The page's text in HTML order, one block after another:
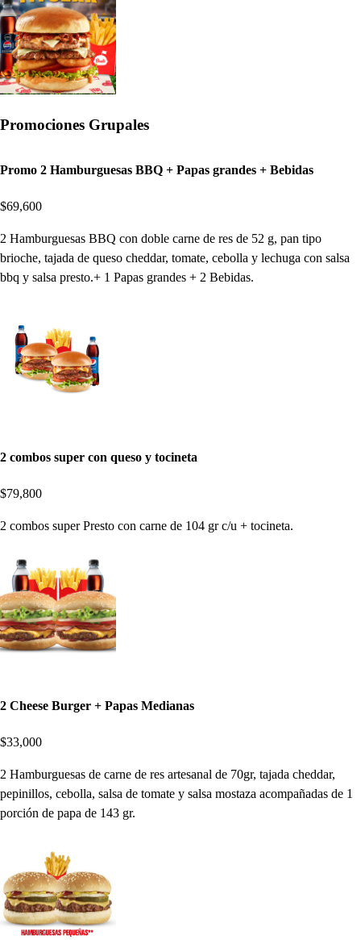
Promociones Grupales
Promo 2 Hamburguesas BBQ + Papas grandes + Bebidas
$69,600
2 Hamburguesas BBQ con doble carne de res de 52 g, pan tipo
brioche, tajada de queso cheddar, tomate, cebolla y lechuga con salsa
bbq y salsa presto.+ 1 Papas grandes + 2 Bebidas.
2 combos super con queso y tocineta
$79,800
2 combos super Presto con carne de 104 gr c/u + tocineta.
2 Cheese Burger + Papas Medianas
$33,000
2 Hamburguesas de carne de res artesanal de 70gr, tajada cheddar,
pepinillos, cebolla, salsa de tomate y salsa mostaza acompañadas de 1
porción de papa de 143 gr.